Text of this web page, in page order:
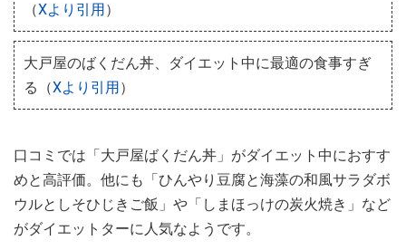
（Xより引用）
大戸屋のばくだん丼、ダイエット中に最適の食事すぎ
る（Xより引用）
口コミでは「大戸屋ばくだん丼」がダイエット中におすす
めと高評価。他にも「ひんやり豆腐と海藻の和風サラダボ
ウルとしそひじきご飯」や「しまほっけの炭火焼き」など
がダイエットターに人気なようです。